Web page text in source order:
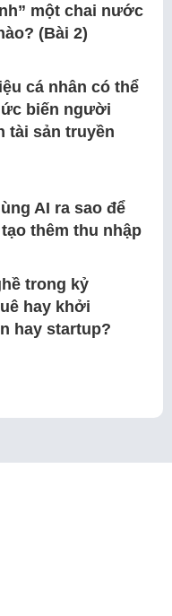
một chai nước
(Bài 2)
cá nhân có thể
biến người
tài sản truyền
AI ra sao để
thêm thu nhập
trong kỷ
hay khởi
hay startup?